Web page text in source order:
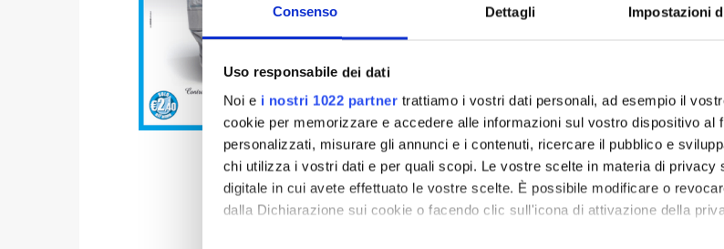
Consenso Dettagli Impostazioni
Uso responsabile dei dati
Noi e i nostri 1022 partner trattiamo i vostri dati personali, ad esempio il
cookie per memorizzare e accedere alle informazioni sul vostro dispositivo al
personalizzati, misurare gli annunci e i contenuti, ricercare il pubblico e
chi utilizza i vostri dati e per quali scopi. Le vostre scelte in materia di privacy
digitale in cui avete effettuato le vostre scelte. È possibile modificare o
dalla Dichiarazione sui cookie o facendo clic sull'icona di attivazione della
un'assicurazione per leperdite occulte , abbiamo
consumi d'acqua per questo inconveniente, oggi è
Con una modesta spesa annua ogni utente
rischio.